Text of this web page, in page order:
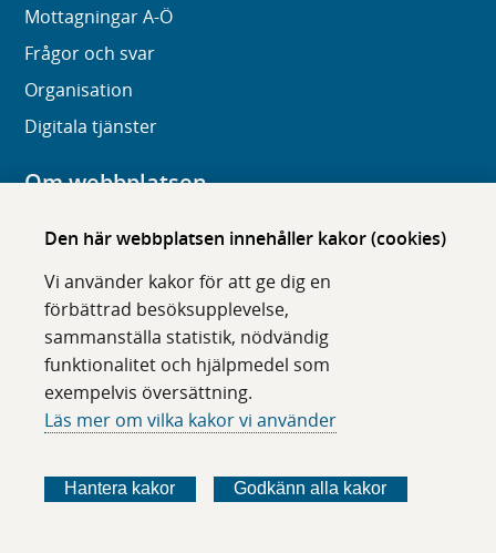
Den här webbplatsen innehåller kakor (cookies)
Vi använder kakor för att ge dig en
förbättrad besöksupplevelse,
sammanställa statistik, nödvändig
funktionalitet och hjälpmedel som
exempelvis översättning.
Läs mer om vilka kakor vi använder
Hantera kakor Godkänn alla kakor
Mottagningar A-Ö
Frågor och svar
Organisation
Digitala tjänster
Om webbplatsen
Om karolinska.se
Tillgänglighet
Om cookies
Följ oss i sociala medier
ö
l
ö
l
ö
l